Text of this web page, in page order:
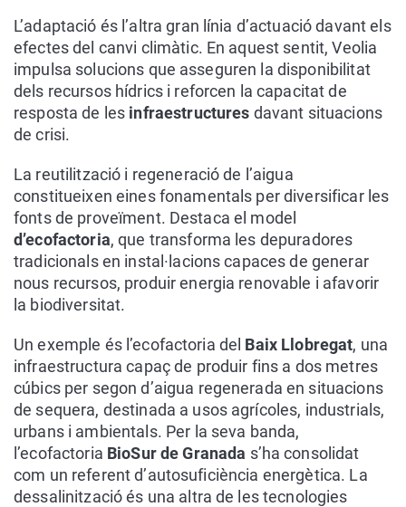
L’adaptació és l’altra gran línia d’actuació davant els
efectes del canvi climàtic. En aquest sentit, Veolia
impulsa solucions que asseguren la disponibilitat
dels recursos hídrics i reforcen la capacitat de
resposta de les infraestructures davant situacions
de crisi.
La reutilització i regeneració de l’aigua
constitueixen eines fonamentals per diversificar les
fonts de proveïment. Destaca el model
d’ecofactoria, que transforma les depuradores
tradicionals en instal·lacions capaces de generar
nous recursos, produir energia renovable i afavorir
la biodiversitat.
Un exemple és l’ecofactoria del Baix Llobregat, una
infraestructura capaç de produir fins a dos metres
cúbics per segon d’aigua regenerada en situacions
de sequera, destinada a usos agrícoles, industrials,
urbans i ambientals. Per la seva banda,
l’ecofactoria BioSur de Granada s’ha consolidat
com un referent d’autosuficiència energètica. La
dessalinització és una altra de les tecnologies